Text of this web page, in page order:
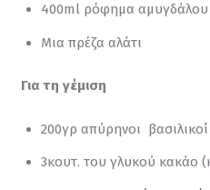
400ml ρόφημα αμυγδάλου
Μια πρέζα αλάτι
Για τη γέμιση
200γρ απύρηνοι
3κουτ. του γλυκού κακάο